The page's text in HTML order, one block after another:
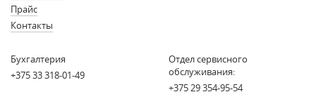
Прайс
Контакты
Бухгалтерия
+375 33 318-01-49
Отдел сервисного
обслуживания:
+375 29 354-95-54